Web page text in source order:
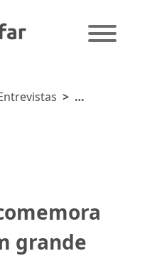
>
crescimento
grande